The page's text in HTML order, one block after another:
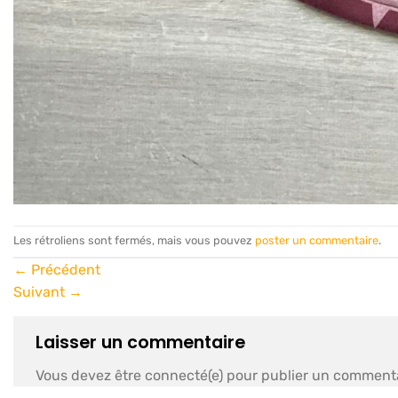
Les rétroliens sont fermés, mais vous pouvez poster un commentaire.
← Précédent
Suivant →
Laisser un commentaire
Vous devez être connecté(e) pour publier un